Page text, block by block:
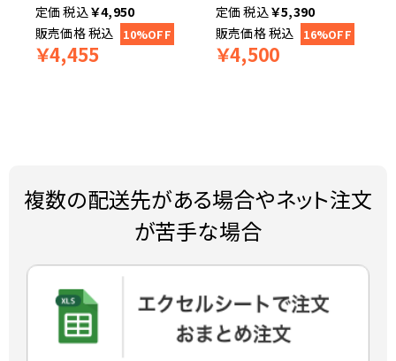
税込￥4,950
販売価格税込
￥4,455
10%OFF
税込￥5,390
販売価格税込
￥4,500
16%OFF
複数の配送先がある場合やネット注文
が苦手な場合